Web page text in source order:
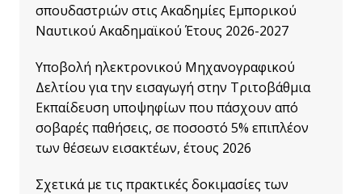
σπουδαστριών στις Ακαδημίες Εμπορικού
Ναυτικού Ακαδημαϊκού Έτους 2026-2027
Υποβολή ηλεκτρονικού Μηχανογραφικού
Δελτίου για την εισαγωγή στην Τριτοβάθμια
Εκπαίδευση υποψηφίων που πάσχουν από
σοβαρές παθήσεις, σε ποσοστό 5% επιπλέον
των θέσεων εισακτέων, έτους 2026
Σχετικά με τις πρακτικές δοκιμασίες των